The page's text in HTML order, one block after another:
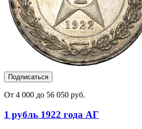
Подписаться
От 4 000 до 56 050 руб.
1 рубль 1922 года АГ